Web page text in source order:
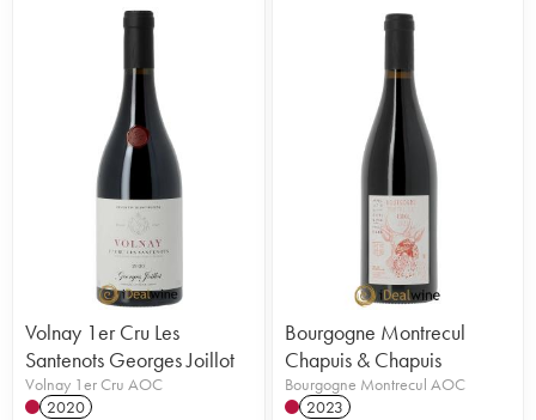
Volnay 1er Cru Les
Santenots Georges Joillot
Volnay 1er Cru AOC
2020
Bourgogne Montrecul
Chapuis & Chapuis
Bourgogne Montrecul AOC
2023